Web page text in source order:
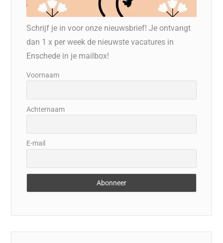
Schrijf je in voor onze nieuwsbrief! Je ontvangt
dan 1 x per week de nieuwste vacatures in
Enschede in je mailbox!
Voornaam
Achternaam
E-mail